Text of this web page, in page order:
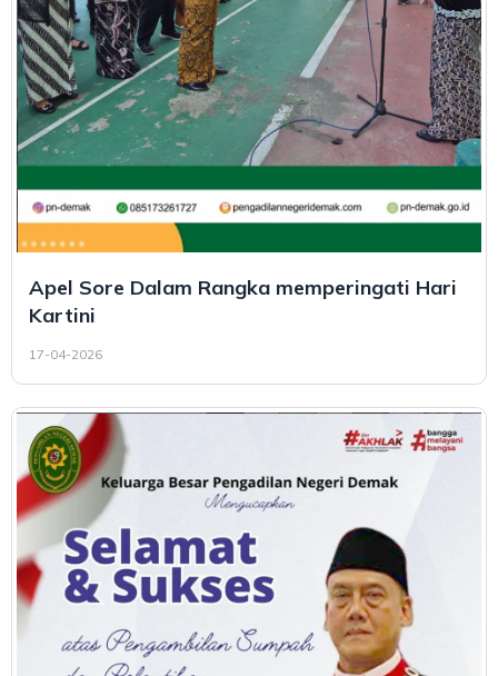
Apel Sore Dalam Rangka memperingati Hari
Kartini
17-04-2026